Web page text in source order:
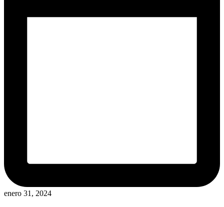
enero 31, 2024